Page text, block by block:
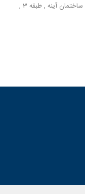
آدرس : خیابان ونک , جنب ساختمان همراه اول , ساختمان آینه , طبقه 3 ,